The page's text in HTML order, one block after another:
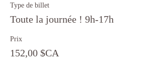
Type de billet
Toute la journée ! 9h-17h
Prix
152,00 $CA